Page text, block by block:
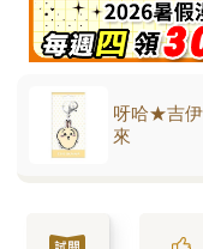
呀哈★吉伊
來